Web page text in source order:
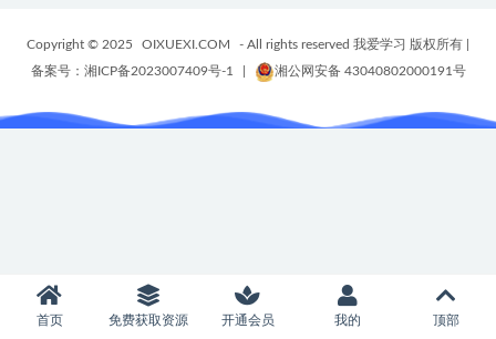
Copyright © 2025 OIXUEXI.COM - All rights reserved 我爱学习 版权所有
备案号：湘ICP备2023007409号-1
湘公网安备 43040802000191号
首页 免费获取资源 开通会员 我的 顶部